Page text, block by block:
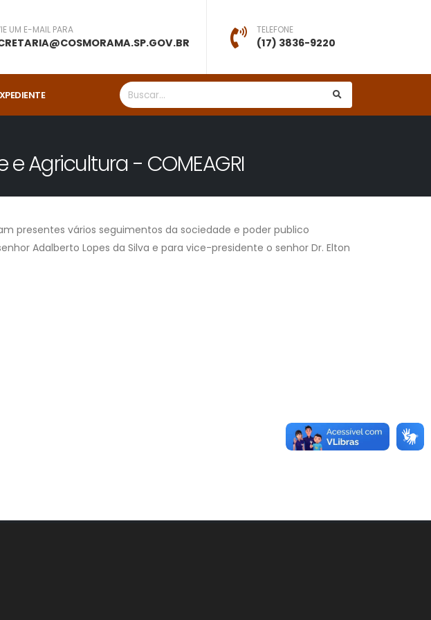
UM E-MAIL PARA TELEFONE
(17) 3836-9220
Agricultura - COMEAGRI
presentes vários seguimentos da sociedade e poder publico
Adalberto Lopes da Silva e para vice-presidente o senhor Dr. Elton